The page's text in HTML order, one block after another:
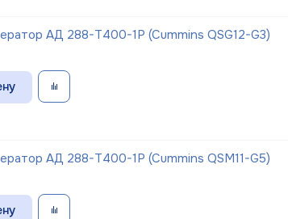
АД 288-Т400-1Р (Cummins QSG12-G3)
АД 288-Т400-1Р (Cummins QSM11-G5)